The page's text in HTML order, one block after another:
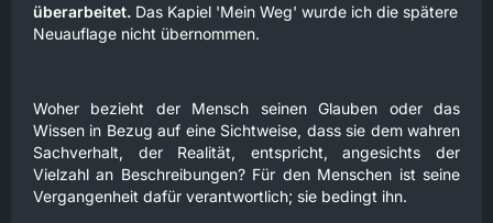
überarbeitet. Das Kapiel 'Mein Weg' wurde ich die spätere
Neuauflage nicht übernommen.
Woher bezieht der Mensch seinen Glauben oder das
Wissen in Bezug auf eine Sichtweise, dass sie dem wahren
Sachverhalt, der Realität, entspricht, angesichts der
Vielzahl an Beschreibungen? Für den Menschen ist seine
Vergangenheit dafür verantwortlich; sie bedingt ihn.